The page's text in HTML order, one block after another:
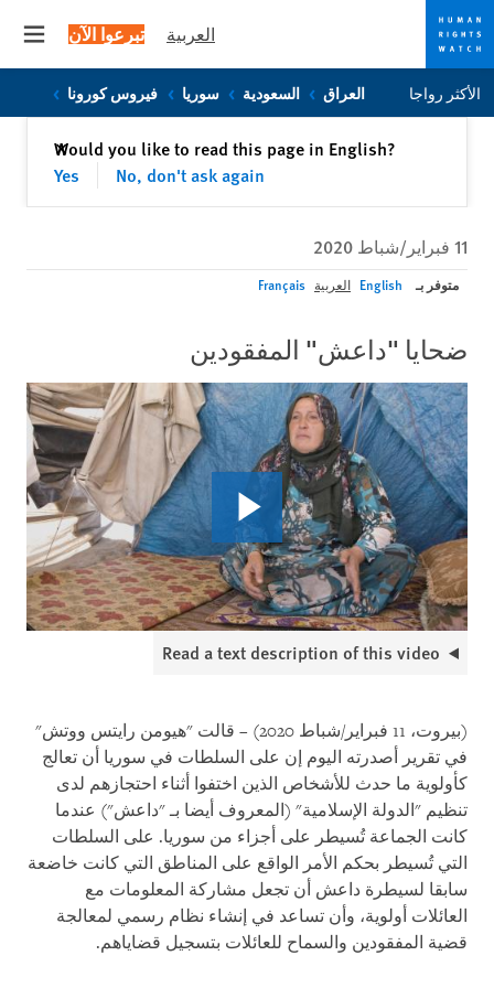
Skip
to
Skip
to
العربية تبرعوا الآن
الأكثر رواجا العراق السعودية سوريا فيروس كورونا
Would you like to read this page in English?
Yes
No, don't ask again
✕إغلاق
11 فبراير/شباط 2020
متوفر بـ English العربية Français
ضحايا "داعش" المفقودين
Read a text description of this video
(بيروت، 11 فبراير/شباط 2020) – قالت "هيومن رايتس ووتش"
في تقرير أصدرته اليوم إن على السلطات في سوريا أن تعالج
كأولوية ما حدث للأشخاص الذين اختفوا أثناء احتجازهم لدى
تنظيم "الدولة الإسلامية" (المعروف أيضا بـ "داعش") عندما
كانت الجماعة تُسيطر على أجزاء من سوريا. على السلطات
التي تُسيطر بحكم الأمر الواقع على المناطق التي كانت خاضعة
سابقا لسيطرة داعش أن تجعل مشاركة المعلومات مع
العائلات أولوية، وأن تساعد في إنشاء نظام رسمي لمعالجة
قضية المفقودين والسماح للعائلات بتسجيل قضاياهم.